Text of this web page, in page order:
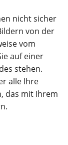
nicht sicher
von der
vom
auf einer
stehen.
alle Ihre
das mit Ihrem